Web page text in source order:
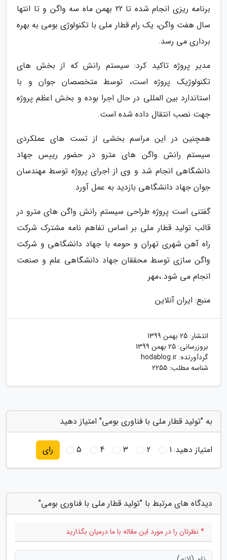
برنامه ریزی انجام شده تا 22 بهمن ماه سه واگن و تا انتها
سال هفت واگن، یک رام قطار ملی با تکنولوژی بومی به بهره
برداری می رسد.
مدیر پروژه تاکید کرد: سیستم رانش که از بخش های
تکنولوژیک پروژه است، توسط متخصصان جوان و با
استاندارد بین المللی در حال اجرا بوده و بخش اعظم پروژه
جهت نصب انتقال داده شده است.
همچنین در این مراسم بخشی از تست های عملکردی
سیستم رانش واگن های مترو در حضور رییس جهاد
دانشگاهی انجام شد و وی از اجرای پروژه توسط مهندسان
جوان جهاد دانشگاهی بازدید به عمل آورد.
گفتنی است پروژه طراحی سیستم رانش واگن های مترو در
قالب تولید قطار ملی بر اساس تفاهم نامه مشترک شرکت
راه آهن شهری تهران و حومه با جهاد دانشگاهی و شرکت
واگن سازی توسط محققان جهاد دانشگاهی علم و صنعت
انجام می شود.،مهر
منبع: ایران آنلاین
انتشار: 25 بهمن 1399
بروزرسانی: 25 بهمن 1399
گردآورنده: hodablog.ir
شناسه مطلب: 2255
به "تولید قطار ملی با فناوری بومی" امتیاز دهید
امتیاز دهید:1
2
3
4
5 رای
دیدگاه های مرتبط با "تولید قطار ملی با فناوری بومی"
* نظرتان را در مورد این مقاله با ما درمیان بگذارید